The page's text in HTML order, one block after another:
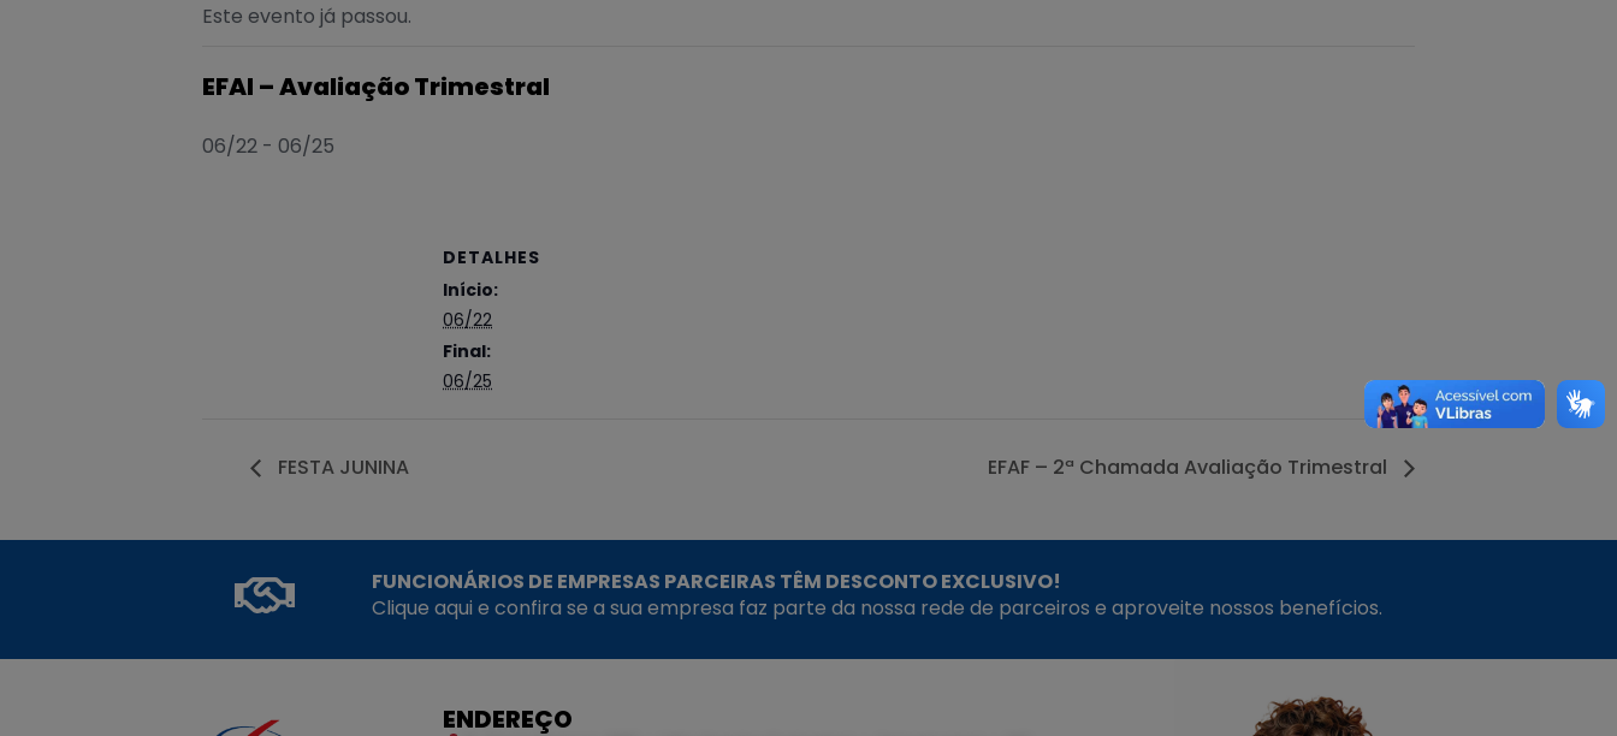
Este evento já passou.
EFAI – Avaliação Trimestral
06/22 - 06/25
DETALHES
Início:
06/22
Final:
06/25
FESTA JUNINA EFAF – 2ª Chamada Avaliação Trimestral
FUNCIONÁRIOS DE EMPRESAS PARCEIRAS TÊM DESCONTO EXCLUSIVO!
Clique aqui e confira se a sua empresa faz parte da nossa rede de parceiros e aproveite nossos benefícios.
ENDEREÇO